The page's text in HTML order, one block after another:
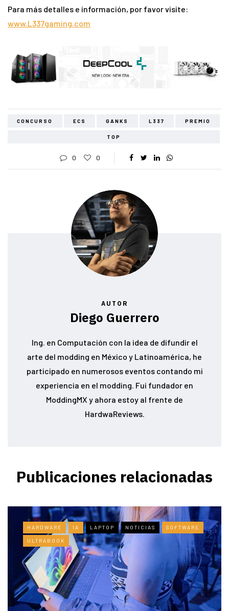
Para más detalles e información, por favor visite:
www.L337gaming.com
CONCURSO ECS GANKS L337 PREMIO
TOP
0 0
AUTOR
Diego Guerrero
Ing. en Computación con la idea de difundir el
arte del modding en México y Latinoamérica, he
participado en numerosos eventos contando mi
experiencia en el modding. Fui fundador en
ModdingMX y ahora estoy al frente de
HardwaReviews.
Publicaciones relacionadas
HARDWARE IA LAPTOP NOTICIAS SOFTWARE
ULTRABOOK